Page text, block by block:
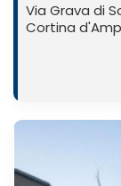
Via Grava di
Cortina